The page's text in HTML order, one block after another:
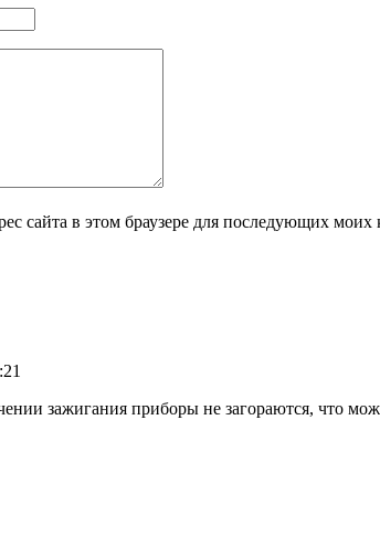
сайта в этом браузере для последующих моих
зажигания приборы не загораются, что